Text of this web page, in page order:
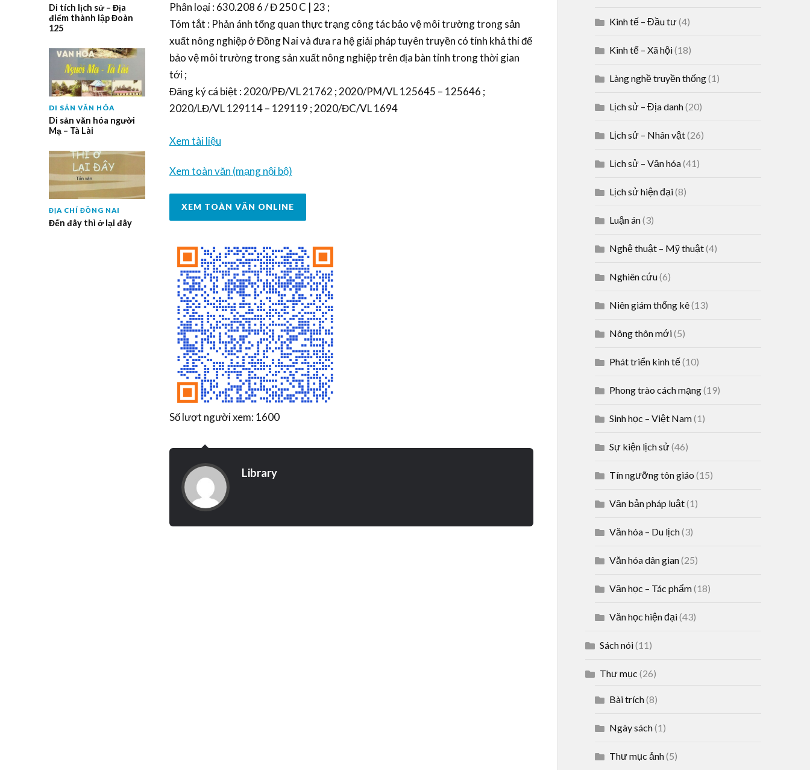
Di tích lịch sử – Địa
điểm thành lập Đoàn
125
DI SẢN VĂN HÓA
Di sản văn hóa người
Mạ – Tà Lài
ĐỊA CHÍ ĐỒNG NAI
Đến đây thì ở lại đây
Phân loại : 630.208 6 / Đ 250 C | 23 ;
Tóm tắt : Phản ánh tổng quan thực trạng công tác bảo vệ môi trường trong sản
xuất nông nghiệp ở Đồng Nai và đưa ra hệ giải pháp tuyên truyền có tính khả thi để
bảo vệ môi trường trong sản xuất nông nghiệp trên địa bàn tỉnh trong thời gian
tới ;
Đăng ký cá biệt : 2020/PĐ/VL 21762 ; 2020/PM/VL 125645 – 125646 ;
2020/LĐ/VL 129114 – 129119 ; 2020/ĐC/VL 1694
Xem tài liệu
Xem toàn văn (mạng nội bộ)
XEM TOÀN VĂN ONLINE
Số lượt người xem: 1600
Library
Kinh tế – Đầu tư(4)
Kinh tế – Xã hội(18)
Làng nghề truyền thống(1)
Lịch sử – Địa danh(20)
Lịch sử – Nhân vật(26)
Lịch sử – Văn hóa(41)
Lịch sử hiện đại(8)
Luận án(3)
Nghệ thuật – Mỹ thuật(4)
Nghiên cứu(6)
Niên giám thống kê(13)
Nông thôn mới(5)
Phát triển kinh tế(10)
Phong trào cách mạng(19)
Sinh học – Việt Nam(1)
Sự kiện lịch sử(46)
Tín ngưỡng tôn giáo (15)
Văn bản pháp luật(1)
Văn hóa – Du lịch(3)
Văn hóa dân gian(25)
Văn học – Tác phẩm(18)
Văn học hiện đại(43)
Sách nói(11)
Thư mục (26)
Bài trích(8)
Ngày sách(1)
Thư mục ảnh(5)